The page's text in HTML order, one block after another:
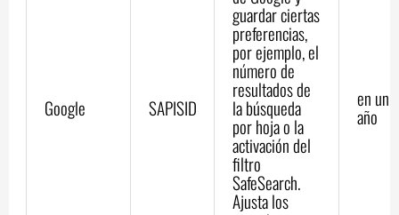
Google SAPISID
guardar ciertas
preferencias,
por ejemplo, el
número de
resultados de
la búsqueda
por hoja o la
activación del
filtro
SafeSearch.
Ajusta los
en un
año